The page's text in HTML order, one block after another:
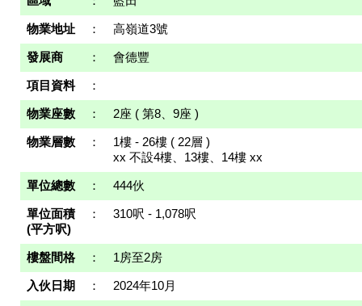
物業地址 ： 高嶺道3號
發展商 ： 會德豐
項目資料 ：
物業座數 ： 2座 ( 第8、9座 )
物業層數 ：
1樓 - 26樓 ( 22層 )
xx 不設4樓、13樓、14樓 xx
單位總數 ： 444伙
單位面積
(平方呎)
： 310呎 - 1,078呎
樓盤間格 ： 1房至2房
入伙日期 ： 2024年10月